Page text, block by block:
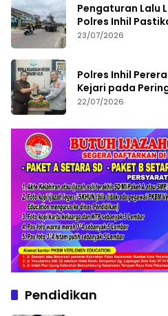
Pengaturan Lalu
Polres Inhil
23/07/2026
Polres Inhil
Kejari pada
Adhyaksa ke-66
22/07/2026
Pendidikan